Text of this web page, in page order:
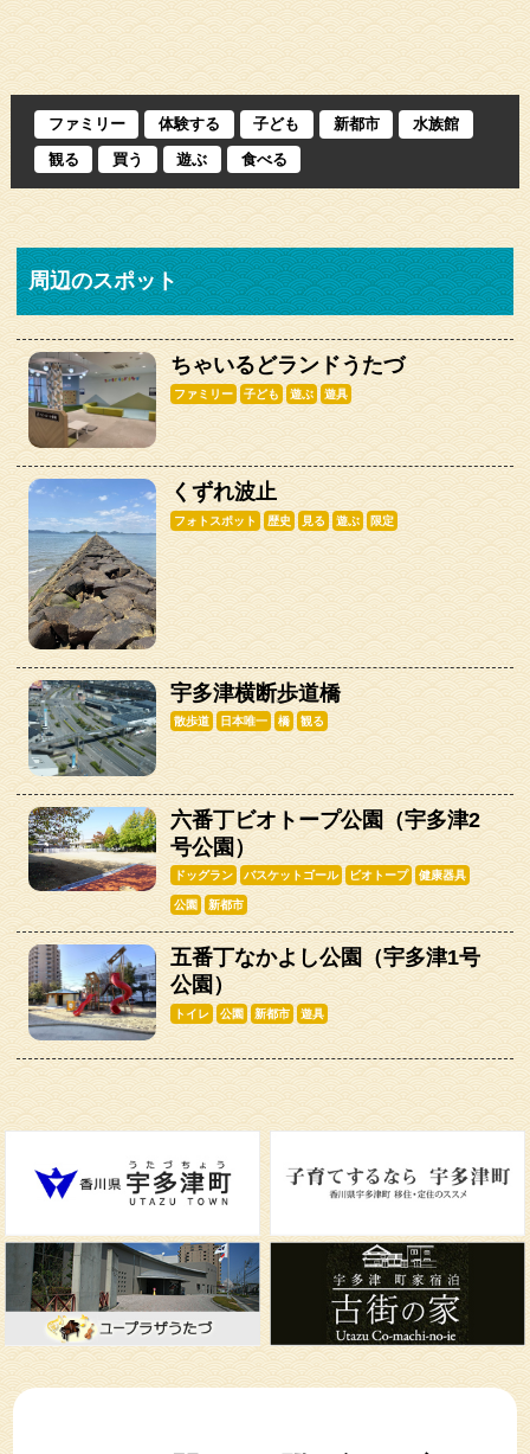
ファミリー 体験する 子ども 新都市
水族館
観る
買う 遊ぶ 食べる
周辺のスポット
ちゃいるどランドうたづ
ファミリー 子ども 遊ぶ 遊具
くずれ波止
フォトスポット 歴史 見る 遊ぶ 限定
宇多津横断歩道橋
散歩道 日本唯一 橋 観る
六番丁ビオトープ公園（宇多津2
号公園）
ドッグラン バスケットゴール ビオトープ 健康器具
公園 新都市
五番丁なかよし公園（宇多津1号
公園）
トイレ 公園 新都市 遊具